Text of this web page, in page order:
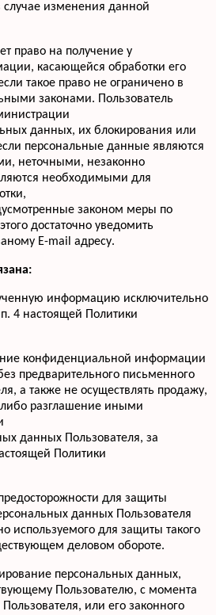
изменения данной
право на получение у
касающейся обработки его
такое право не ограничено в
законами. Пользователь
данных, их блокирования или
персональные данные являются
неточными, незаконно
необходимыми для
законом меры по
достаточно уведомить
E-mail адресу.
информацию исключительно
4 настоящей Политики
конфиденциальной информации
предварительного письменного
а также не осуществлять продажу,
разглашение иными
данных Пользователя, за
Политики
для защиты
данных Пользователя
используемого для защиты такого
деловом обороте.
персональных данных,
Пользователю, с момента
или его законного